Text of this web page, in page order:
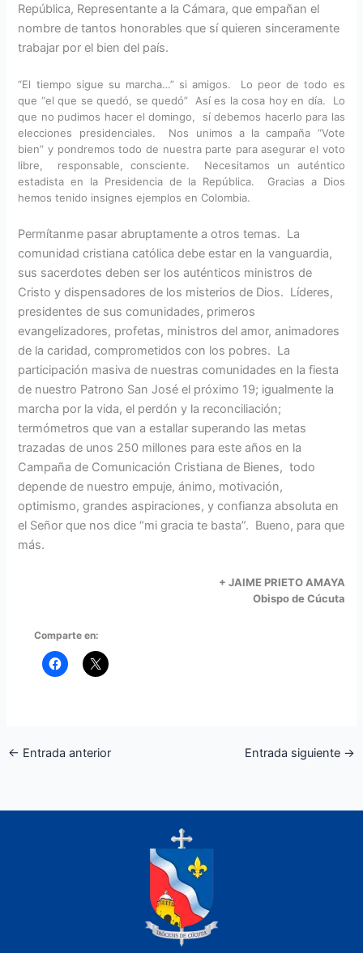
República, Representante a la Cámara, que empañan el
nombre de tantos honorables que sí quieren sinceramente
trabajar por el bien del país.
“El tiempo sigue su marcha…” si amigos. Lo peor de todo es
que “el que se quedó, se quedó” Así es la cosa hoy en día. Lo
que no pudimos hacer el domingo, sí debemos hacerlo para las
elecciones presidenciales. Nos unimos a la campaña “Vote
bien” y pondremos todo de nuestra parte para asegurar el voto
libre, responsable, consciente. Necesitamos un auténtico
estadista en la Presidencia de la República. Gracias a Dios
hemos tenido insignes ejemplos en Colombia.
Permítanme pasar abruptamente a otros temas. La
comunidad cristiana católica debe estar en la vanguardia,
sus sacerdotes deben ser los auténticos ministros de
Cristo y dispensadores de los misterios de Dios. Líderes,
presidentes de sus comunidades, primeros
evangelizadores, profetas, ministros del amor, animadores
de la caridad, comprometidos con los pobres. La
participación masiva de nuestras comunidades en la fiesta
de nuestro Patrono San José el próximo 19; igualmente la
marcha por la vida, el perdón y la reconciliación;
termómetros que van a estallar superando las metas
trazadas de unos 250 millones para este años en la
Campaña de Comunicación Cristiana de Bienes, todo
depende de nuestro empuje, ánimo, motivación,
optimismo, grandes aspiraciones, y confianza absoluta en
el Señor que nos dice “mi gracia te basta”. Bueno, para que
más.
+ JAIME PRIETO AMAYA
Obispo de Cúcuta
Comparte en:
← Entrada anterior Entrada siguiente →